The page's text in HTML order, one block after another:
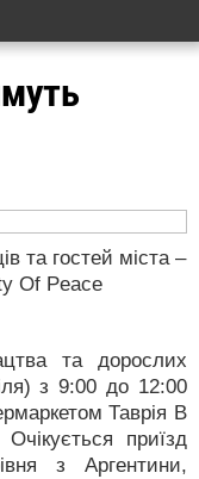
та гостей міста –
Of Peace
та дорослих
з 9:00 до 12:00
Таврія В
Очікується приїзд
з Аргентини,